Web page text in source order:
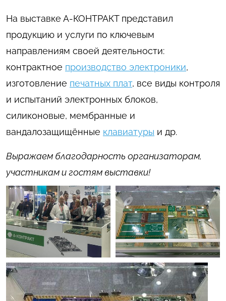
На выставке А-КОНТРАКТ представил
продукцию и услуги по ключевым
направлениям своей деятельности:
контрактное производство электроники,
изготовление печатных плат, все виды контроля
и испытаний электронных блоков,
силиконовые, мембранные и
вандалозащищённые клавиатуры и др.
Выражаем благодарность организаторам,
участникам и гостям выставки!